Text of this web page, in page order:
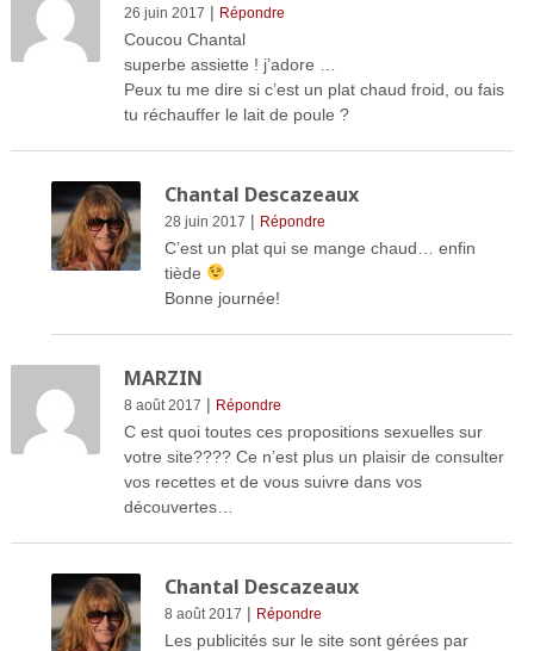
26 juin 2017 | Répondre
Coucou Chantal
superbe assiette ! j’adore …
Peux tu me dire si c’est un plat chaud froid, ou fais
tu réchauffer le lait de poule ?
Chantal Descazeaux
28 juin 2017 | Répondre
C’est un plat qui se mange chaud… enfin
tiède
Bonne journée!
MARZIN
8 août 2017 | Répondre
C est quoi toutes ces propositions sexuelles sur
votre site???? Ce n’est plus un plaisir de consulter
vos recettes et de vous suivre dans vos
découvertes…
Chantal Descazeaux
8 août 2017 | Répondre
Les publicités sur le site sont gérées par